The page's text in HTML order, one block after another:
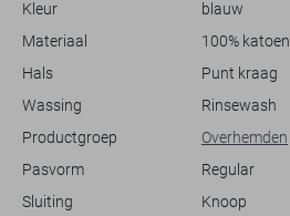
mannen die houden van een tijdloze stijl.
Kleur
blauw
Materiaal
100% katoen
Hals
Punt kraag
Wassing
Rinsewash
Productgroep
Overhemden
Pasvorm
Regular
Sluiting
Knoop